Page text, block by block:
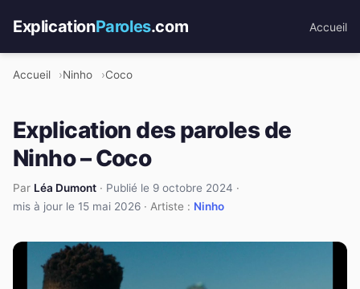
ExplicationParoles.com Accueil
Accueil Ninho Coco
Explication des paroles de
Ninho – Coco
Par Léa Dumont · Publié le 9 octobre 2024 ·
mis à jour le 15 mai 2026 · Artiste : Ninho